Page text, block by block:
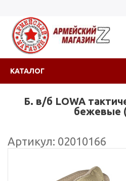
КАТАЛОГ
Б. в/б LOWA
бежевые
Артикул: 02010166